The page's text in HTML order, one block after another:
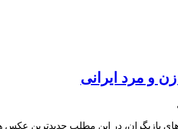
و مرد ایرانی
در این مطلب جدیدترین عکس